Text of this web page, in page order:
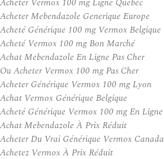
Acheter Mebendazole Generique Europe
Acheté Générique 100 mg Vermox Belgique
Acheté Vermox 100 mg Bon Marché
Achat Mebendazole En Ligne Pas Cher
Ou Acheter Vermox 100 mg Pas Cher
Acheter Générique Vermox 100 mg Lyon
Achat Vermox Générique Belgique
Acheté Générique Vermox 100 mg En Ligne
Achat Mebendazole À Prix Réduit
Acheter Du Vrai Générique Vermox Canada
Achetez Vermox À Prix Réduit